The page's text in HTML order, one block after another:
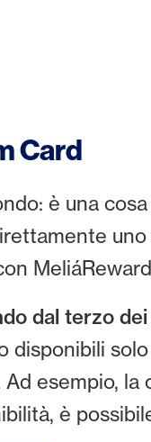
Card
è una
uno
dal terzo
esempio, la
è